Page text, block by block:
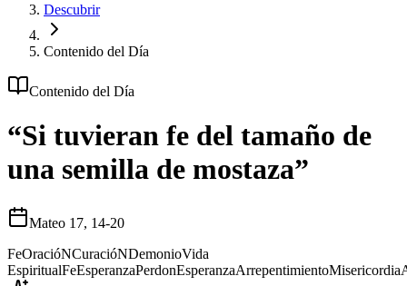
Descubrir
Contenido del Día
Contenido del Día
“Si tuvieran fe del tamaño de
una semilla de mostaza”
Mateo 17, 14-20
FeOracióNCuracióNDemonioVida
EspiritualFeEsperanzaPerdonEsperanzaArrepentimientoMisericordia